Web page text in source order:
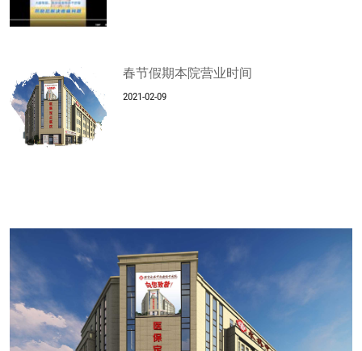
春节假期本院营业时间
2021-02-09